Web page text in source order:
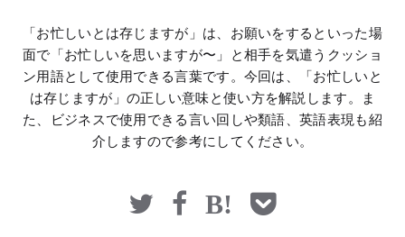
「お忙しいとは存じますが」は、お願いをするといった場
面で「お忙しいを思いますが〜」と相手を気遣うクッショ
ン用語として使用できる言葉です。今回は、「お忙しいと
は存じますが」の正しい意味と使い方を解説します。ま
た、ビジネスで使用できる言い回しや類語、英語表現も紹
介しますので参考にしてください。